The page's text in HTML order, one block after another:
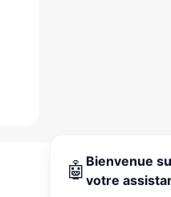
🤖 Bienvenue
votre
moment, que vous soyez
simplement en exploration.